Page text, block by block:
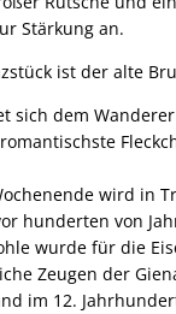
Stärkung an.
ist der alte
sich dem
wird in
hunderten von
wurde für die
Zeugen der
im 12.